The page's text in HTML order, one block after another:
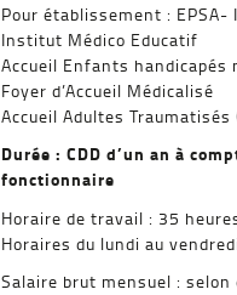
Pour établissement : EPSA-
Institut Médico Educatif
Accueil Enfants
Foyer d’Accueil Médicalisé
Accueil Adultes
Durée : CDD d’un an à
fonctionnaire
Horaire de travail : 35
Horaires du lundi au
Salaire brut mensuel :